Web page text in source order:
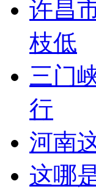
许昌
枝低
三门
行
河南
这哪